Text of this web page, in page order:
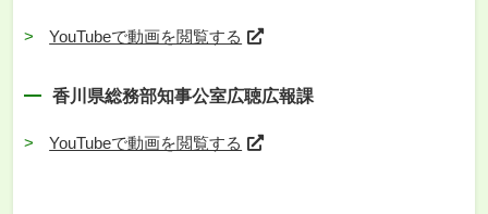
YouTubeで動画を閲覧する
香川県総務部知事公室広聴広報課
YouTubeで動画を閲覧する